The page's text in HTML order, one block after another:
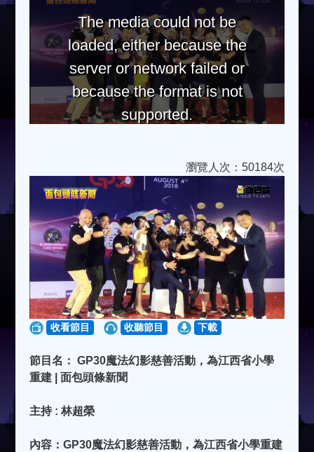
The media could not be
loaded, either because the
server or network failed or
because the format is not
supported.
瀏覽人次：50184次
收看節目 收聽節目 下載
節目名： GP30魔法幻影慈善活動，為江西省小學
重建 | 面包頭條新聞
主持 : 林超榮
內容：GP30魔法幻影慈善活動，為江西省小學重建